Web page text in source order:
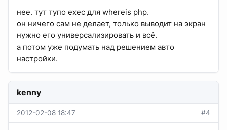
нее. тут тупо exec для whereis php.
он ничего сам не делает, только выводит на экран
нужно его универсализировать и всё.
а потом уже подумать над решением авто
настройки.
kenny
2012-02-08 18:47 #4